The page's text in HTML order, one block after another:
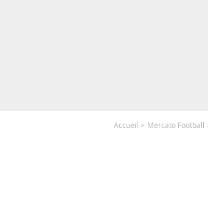
Accueil Mercato Football